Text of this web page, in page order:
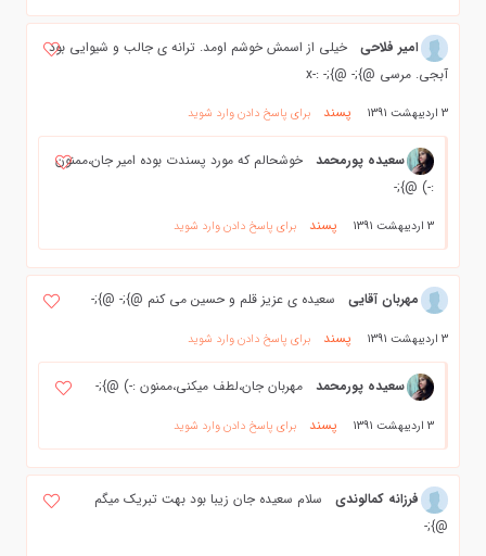
امیر فلاحی
خیلی از اسمش خوشم اومد. ترانه ی جالب و شیوایی بود
آبجی. مرسی @};- @};- :-x
3 اردیبهشت 1391 پسند برای پاسخ دادن وارد شوید
سعیده پورمحمد
خوشحالم که مورد پسندت بوده امیر جان،ممنون
:-) @};-
3 اردیبهشت 1391 پسند برای پاسخ دادن وارد شوید
مهربان آقایی سعیده ی عزیز قلم و حسین می کنم @};- @};-
3 اردیبهشت 1391 پسند برای پاسخ دادن وارد شوید
سعیده پورمحمد مهربان جان،لطف میکنی،ممنون :-) @};-
3 اردیبهشت 1391 پسند برای پاسخ دادن وارد شوید
فرزانه كمالوندي
سلام سعيده جان زيبا بود بهت تبريك ميگم
@};-